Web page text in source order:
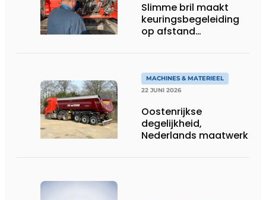
Slimme bril maakt
keuringsbegeleiding
op afstand
MACHINES & MATERIEEL
22 JUNI 2026
Oostenrijkse
degelijkheid,
Nederlands maatwerk